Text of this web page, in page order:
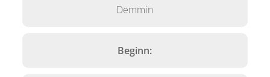
Demmin
Beginn: